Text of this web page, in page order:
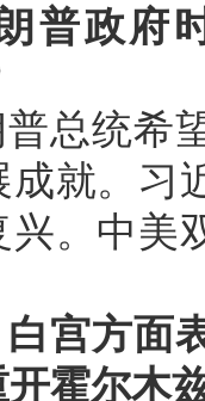
普政府
总统希
就。习
兴。中美
宫方面
霍尔木